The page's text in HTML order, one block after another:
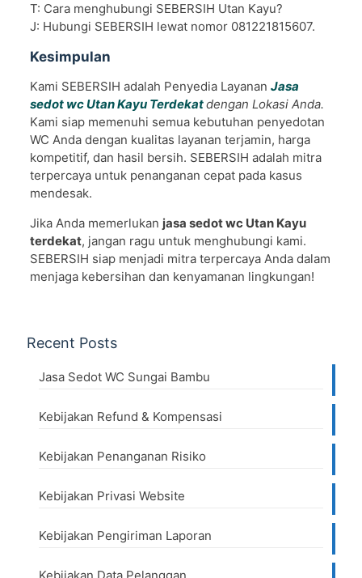
T: Cara menghubungi SEBERSIH Utan Kayu?
J: Hubungi SEBERSIH lewat nomor 081221815607.
Kesimpulan
Kami SEBERSIH adalah Penyedia Layanan Jasa
sedot wc Utan Kayu Terdekatdengan Lokasi Anda.
Kami siap memenuhi semua kebutuhan penyedotan
WC Anda dengan kualitas layanan terjamin, harga
kompetitif, dan hasil bersih. SEBERSIH adalah mitra
terpercaya untuk penanganan cepat pada kasus
mendesak.
Jika Anda memerlukan jasa sedot wc Utan Kayu
terdekat, jangan ragu untuk menghubungi kami.
SEBERSIH siap menjadi mitra terpercaya Anda dalam
menjaga kebersihan dan kenyamanan lingkungan!
Recent Posts
Jasa Sedot WC Sungai Bambu
Kebijakan Refund & Kompensasi
Kebijakan Penanganan Risiko
Kebijakan Privasi Website
Kebijakan Pengiriman Laporan